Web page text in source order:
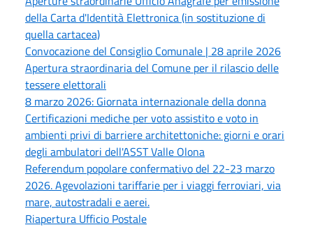
della Carta d'Identità Elettronica (in sostituzione di
quella cartacea)
Convocazione del Consiglio Comunale | 28 aprile 2026
Apertura straordinaria del Comune per il rilascio delle
tessere elettorali
8 marzo 2026: Giornata internazionale della donna
Certificazioni mediche per voto assistito e voto in
ambienti privi di barriere architettoniche: giorni e orari
degli ambulatori dell'ASST Valle Olona
Referendum popolare confermativo del 22-23 marzo
2026. Agevolazioni tariffarie per i viaggi ferroviari, via
mare, autostradali e aerei.
Riapertura Ufficio Postale